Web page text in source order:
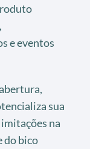
e eventos
sua
na
do bico